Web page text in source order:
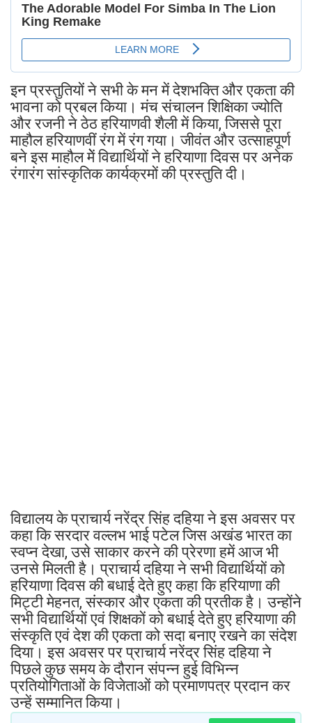
इन प्रस्तुतियों ने सभी के मन में देशभक्ति और एकता की
भावना को प्रबल किया। मंच संचालन शिक्षिका ज्योति
और रजनी ने ठेठ हरियाणवी शैली में किया, जिससे पूरा
माहौल हरियाणवीं रंग में रंग गया। जीवंत और उत्साहपूर्ण
बने इस माहौल मेें विद्यार्थियों ने हरियाणा दिवस पर अनेक
रंगारंग सांस्कृतिक कार्यक्रमों की प्रस्तुति दी।
विद्यालय के प्राचार्य नरेंद्र सिंह दहिया ने इस अवसर पर
कहा कि सरदार वल्लभ भाई पटेल जिस अखंड भारत का
स्वप्न देखा, उसे साकार करने की प्रेरणा हमें आज भी
उनसे मिलती है। प्राचार्य दहिया ने सभी विद्यार्थियों को
हरियाणा दिवस की बधाई देते हुए कहा कि हरियाणा की
मिट्टी मेहनत, संस्कार और एकता की प्रतीक है। उन्होंने
सभी विद्यार्थियों एवं शिक्षकों को बधाई देते हुए हरियाणा की
संस्कृति एवं देश की एकता को सदा बनाए रखने का संदेश
दिया। इस अवसर पर प्राचार्य नरेंद्र सिंह दहिया ने
पिछले कुछ समय के दौरान संपन्न हुई विभिन्न
प्रतियोगिताओं के विजेताओं को प्रमाणपत्र प्रदान कर
उन्हें सम्मानित किया।